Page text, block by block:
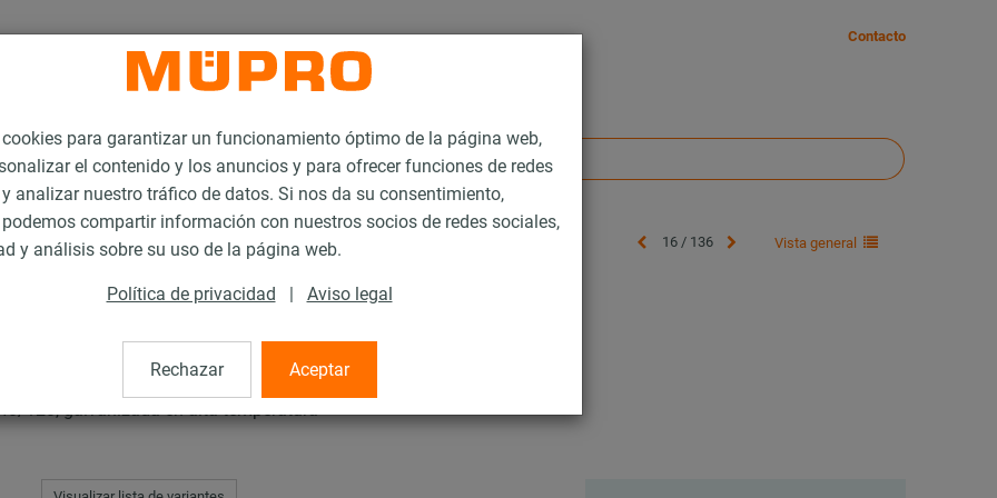
para garantizar un funcionamiento óptimo de la página web,
el contenido y los anuncios y para ofrecer funciones de redes
analizar nuestro tráfico de datos. Si nos da su consentimiento,
compartir información con nuestros socios de redes sociales,
y análisis sobre su uso de la página web.
Política de privacidad | Aviso legal
Rechazar Aceptar
Contacto
MPC-Tuerca soporte doble 16 / 136 Vista general
doble
120, galvanizada en alta temperatura